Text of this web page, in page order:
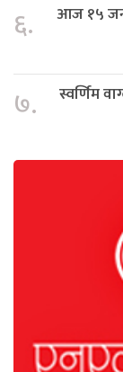
६.
आज १५
७.
स्वर्णिम